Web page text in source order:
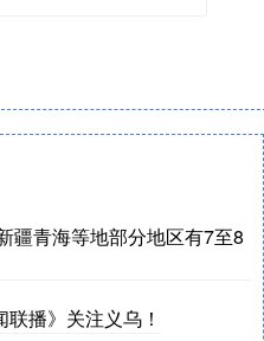
疆青海等地部分地区有7至8
播》关注义乌！